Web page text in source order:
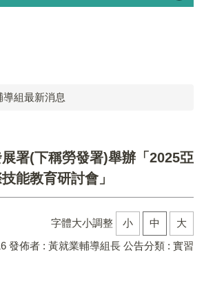
組最新消息
署(下稱勞發署)舉辦「2025亞
能教育研討會」
字體大小調整 小 中
大
發佈者 : 黃就業輔導組長 公告分類 : 實習